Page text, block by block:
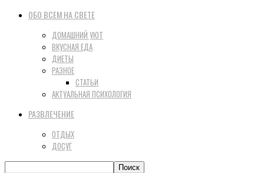
ОБО ВСЕМ НА СВЕТЕ
ДОМАШНИЙ УЮТ
ВКУСНАЯ ЕДА
ДИЕТЫ
РАЗНОЕ
СТАТЬИ
АКТУАЛЬНАЯ ПСИХОЛОГИЯ
РАЗВЛЕЧЕНИЕ
ОТДЫХ
ДОСУГ